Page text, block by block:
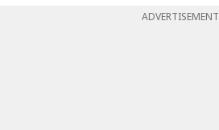
ADVERTISEMENT